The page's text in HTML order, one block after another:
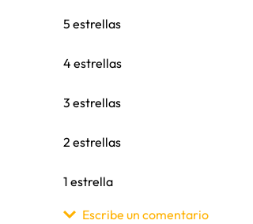
5 estrellas
4 estrellas
3 estrellas
2 estrellas
1 estrella
Escribe un comentario